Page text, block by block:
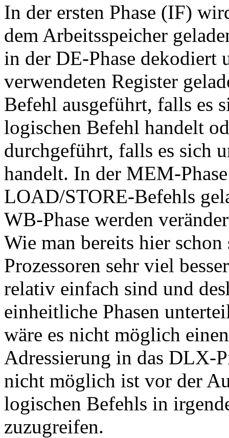
In der ersten Phase (IF)
dem Arbeitsspeicher
in der DE-Phase dekodiert
verwendeten Register
Befehl ausgeführt, falls es
logischen Befehl handelt
durchgeführt, falls es sich
handelt. In der MEM-
LOAD/STORE-Befehls
WB-Phase werden
Wie man bereits hier
Prozessoren sehr viel
relativ einfach sind und
einheitliche Phasen
wäre es nicht möglich
Adressierung in das DLX-
nicht möglich ist vor der
logischen Befehls in
zuzugreifen.